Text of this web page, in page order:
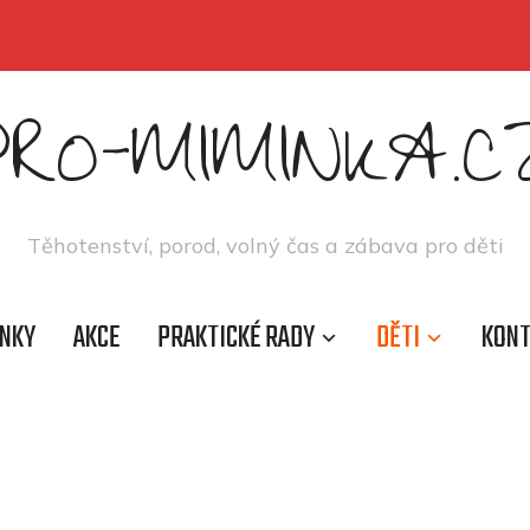
Těhotenství, porod, volný čas a zábava pro děti
AKCE PRAKTICKÉ RADY DĚTI